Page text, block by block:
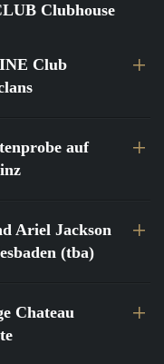
Clubhouse
Club
auf
Ariel Jackson
(tba)
Chateau